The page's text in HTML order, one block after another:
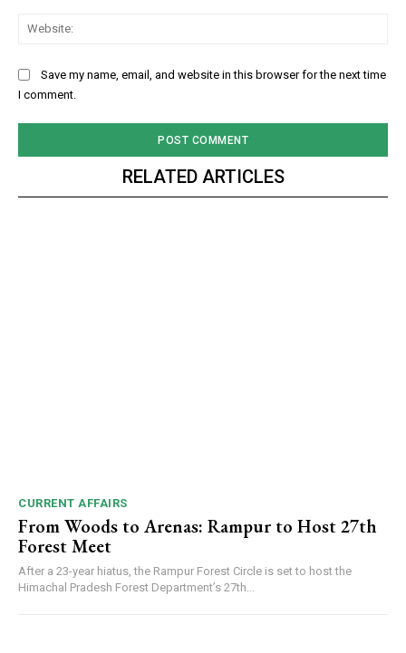
NURTURING CREATIVITY – KEEKLI CHARITABLE TRUST, SHIMLA
Save my name, email, and website in this browser for the next time
I comment.
RELATED ARTICLES
CURRENT AFFAIRS
From Woods to Arenas: Rampur to Host 27th
Forest Meet
After a 23-year hiatus, the Rampur Forest Circle is set to host the
Himachal Pradesh Forest Department’s 27th...